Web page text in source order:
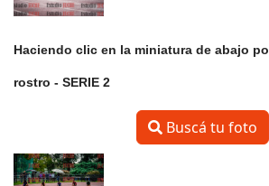
Haciendo clic en la miniatura de abajo
rostro - SERIE 2
Buscá tu foto